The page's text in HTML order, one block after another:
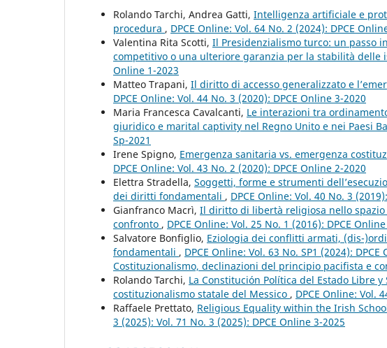
Rolando Tarchi, Andrea Gatti, Intelligenza artificiale e
procedura , DPCE Online: Vol. 64 No. 2 (2024): DPCE
Valentina Rita Scotti, Il Presidenzialismo turco: un passo
competitivo o una ulteriore garanzia per la stabilità delle
Online 1-2023
Matteo Trapani, Il diritto di accesso generalizzato e
DPCE Online: Vol. 44 No. 3 (2020): DPCE Online 3-2020
Maria Francesca Cavalcanti, Le interazioni tra
giuridico e marital captivity nel Regno Unito e nei Paesi
Sp-2021
Irene Spigno, Emergenza sanitaria vs. emergenza
DPCE Online: Vol. 43 No. 2 (2020): DPCE Online 2-2020
Elettra Stradella, Soggetti, forme e strumenti
dei diritti fondamentali , DPCE Online: Vol. 40 No. 3
Gianfranco Macrì, Il diritto di libertà religiosa nello
confronto , DPCE Online: Vol. 25 No. 1 (2016): DPCE
Salvatore Bonfiglio, Eziologia dei conflitti armati, (dis-
fondamentali , DPCE Online: Vol. 63 No. SP1 (2024):
Costituzionalismo, declinazioni del principio pacifista e
Rolando Tarchi, La Constitución Política del Estado Libre
costituzionalismo statale del Messico , DPCE Online: Vol.
Raffaele Prettato, Religious Equality within the Irish
3 (2025): Vol. 71 No. 3 (2025): DPCE Online 3-2025